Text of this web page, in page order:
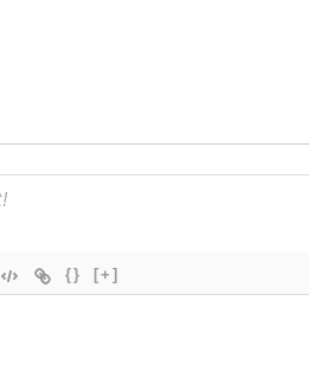
{} [+]